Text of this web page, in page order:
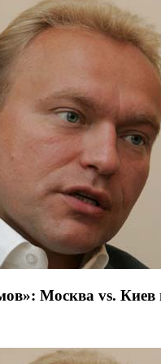
Москва vs. Киев